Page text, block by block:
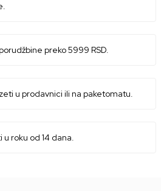
preko 5999 RSD.
u prodavnici ili na paketomatu.
roku od 14 dana.